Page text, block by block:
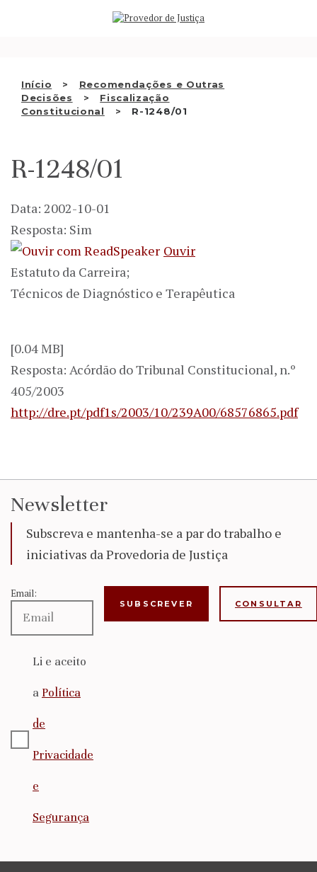
Início
Recomendações e Outras
Decisões
Fiscalização
Constitucional
R-1248/01
QUEM SOMOS
RECOMENDAÇÕES E OUTRAS
DECISÕES
APRESENTAR QUEIXA
PT
R-1248/01
Data: 2002-10-01
Resposta: Sim
Ouvir
Estatuto da Carreira;
Técnicos de Diagnóstico e Terapêutica
[0.04 MB]
Resposta: Acórdão do Tribunal Constitucional, n.º
405/2003
http://dre.pt/pdf1s/2003/10/239A00/68576865.pdf
Newsletter
Subscreva e mantenha-se a par do trabalho e
iniciativas da Provedoria de Justiça
Email:
Li e aceito
a Política
de
Privacidade
e
Segurança
CONSULTAR